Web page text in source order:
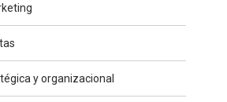
y organizacional